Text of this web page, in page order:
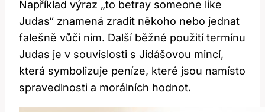
Například výraz „to betray someone like
Judas“ znamená zradit někoho nebo jednat
falešně vůči nim. Další běžné použití termínu
Judas je v souvislosti s Jidášovou mincí,
která symbolizuje peníze, které jsou namísto
spravedlnosti a morálních hodnot.